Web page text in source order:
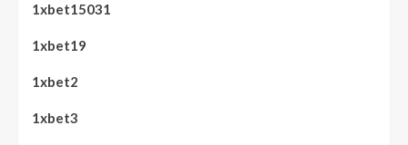
1xbet15031
1xbet19
1xbet2
1xbet3